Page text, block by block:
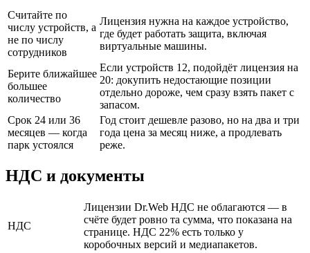
Считайте по
числу устройств, а
не по числу
сотрудников
Лицензия нужна на каждое устройство,
где будет работать защита, включая
виртуальные машины.
Берите ближайшее
большее
количество
Если устройств 12, подойдёт лицензия на
20: докупить недостающие позиции
отдельно дороже, чем сразу взять пакет с
запасом.
Срок 24 или 36
месяцев — когда
парк устоялся
Год стоит дешевле разово, но на два и три
года цена за месяц ниже, а продлевать
реже.
НДС и документы
НДС
Лицензии Dr.Web НДС не облагаются — в
счёте будет ровно та сумма, что показана на
странице. НДС 22% есть только у
коробочных версий и медиапакетов.